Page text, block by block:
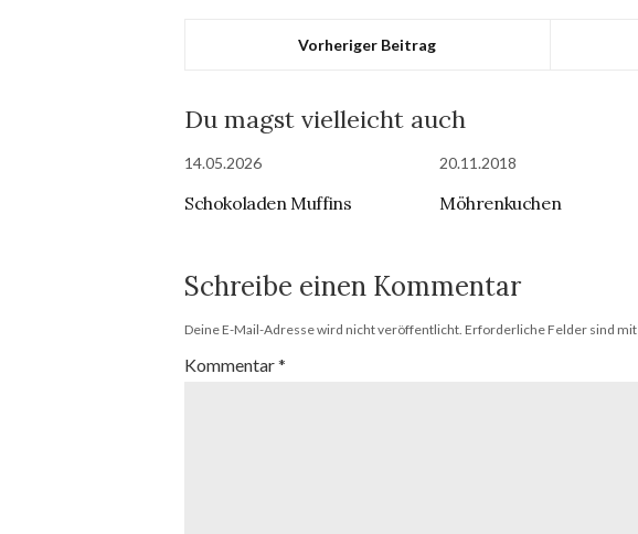
Vorheriger Beitrag
Du magst vielleicht auch
14.05.2026
Schokoladen Muffins
20.11.2018
Möhrenkuchen
Schreibe einen Kommentar
Deine E-Mail-Adresse wird nicht veröffentlicht. Erforderliche Felder sind mit
Kommentar*